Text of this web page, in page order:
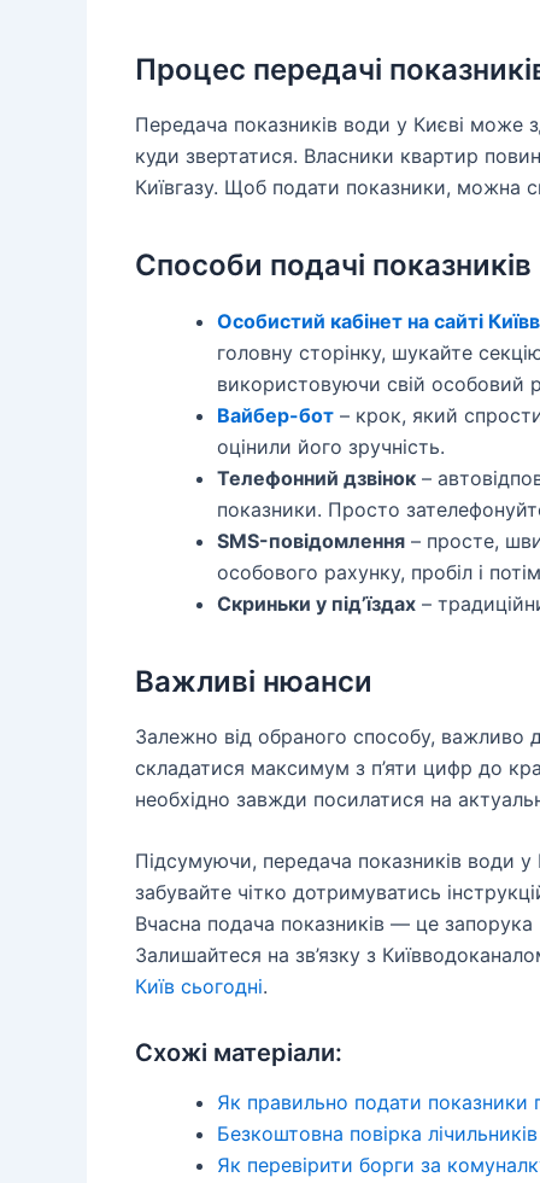
Процес передачі
Передача показників води у Києві може
куди звертатися. Власники квартир
Київгазу. Щоб подати показники, можна
Способи подачі показників
Особистий кабінет на сайті
головну сторінку, шукайте
використовуючи свій особовий
Вайбер-бот – крок, який
оцінили його зручність.
Телефонний дзвінок –
показники. Просто
SMS-повідомлення – просте,
особового рахунку, пробіл і
Скриньки у під’їздах –
Важливі нюанси
Залежно від обраного способу, важливо
складатися максимум з п’яти цифр до
необхідно завжди посилатися на
Підсумуючи, передача показників води
забувайте чітко дотримуватись
Вчасна подача показників — це
Залишайтеся на зв’язку з
Київ сьогодні.
Схожі матеріали:
Як правильно подати показники
Безкоштовна повірка
Як перевірити борги за